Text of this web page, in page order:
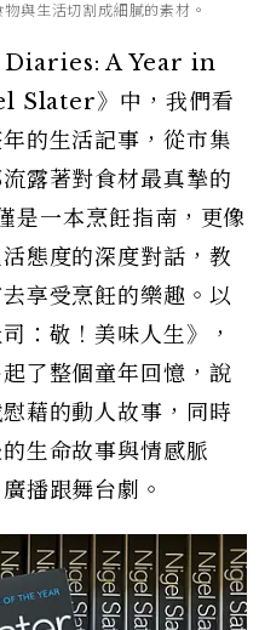
與生活切割成細膩的素材。
Diaries: A Year in
》中，我們看
的生活記事，從市集
露著對食材最真摯的
一本烹飪指南，更像
態度的深度對話，教
享受烹飪的樂趣。以
：敬！美味人生》，
了整個童年回憶，說
藉的動人故事，同時
生命故事與情感脈
播跟舞台劇。